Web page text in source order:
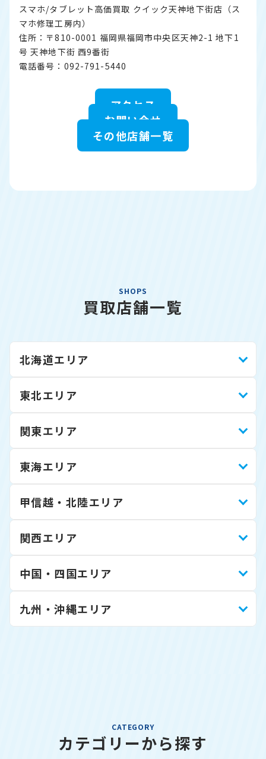
スマホ/タブレット高価買取 クイック天神地下街店（ス
マホ修理工房内）
住所：〒810-0001 福岡県福岡市中央区天神2-1 地下1
号 天神地下街 西9番街
電話番号：092-791-5440
アクセス
お問い合せ
その他店舗一覧
SHOPS
買取店舗一覧
北海道エリア
東北エリア
関東エリア
東海エリア
甲信越・北陸エリア
関西エリア
中国・四国エリア
九州・沖縄エリア
CATEGORY
カテゴリーから探す